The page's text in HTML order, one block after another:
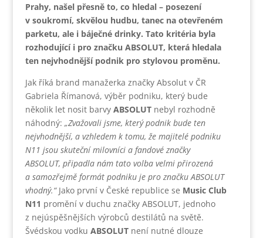
Prahy, našel přesně to, co hledal – posezení
v soukromí, skvělou hudbu, tanec na otevřeném
parketu, ale i báječné drinky. Tato kritéria byla
rozhodující i pro značku ABSOLUT, která hledala
ten nejvhodnější podnik pro stylovou proměnu.
Jak říká brand manažerka značky Absolut v ČR
Gabriela Římanová, výběr podniku, který bude
několik let nosit barvy ABSOLUTnebyl rozhodně
náhodný: „Zvažovali jsme, který podnik bude ten
nejvhodnější, a vzhledem ktomu, že majitelé podniku
N11 jsou skuteční milovníci a fandové značky
ABSOLUT, připadla nám tato volba velmi přirozená
a samozřejmě formát podniku je pro značku ABSOLUT
vhodný.“ Jako první v České republice se Music Club
N11 promění v duchu značky ABSOLUT, jednoho
z nejúspěšnějších výrobců destilátů na světě.
Švédskou vodku ABSOLUT není nutné dlouze